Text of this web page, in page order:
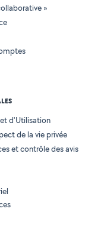
»
d'Utilisation
de la vie privée
et contrôle des avis